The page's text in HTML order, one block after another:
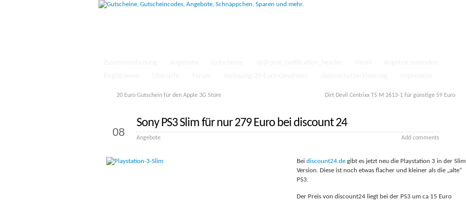
20 Euro Gutschein für den Apple 3G Store Dirt Devil Centrixx TS M 2613-1 für günstige 59 Euro
08
Sony PS3 Slim für nur 279 Euro bei discount 24
Angebote Add comments
Bei discount24.de gibt es jetzt neu die Playstation 3 in der Slim
Version. Diese ist noch etwas flacher und kleiner als die „alte“
PS3.
Der Preis von discount24 liegt bei der PS3 um ca 15 Euro